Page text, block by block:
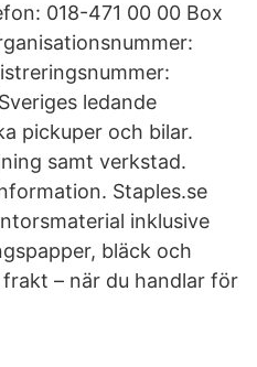
018-471 00 00 Box
ledande
pickuper och bilar.
samt verkstad.
Staples.se
inklusive
bläck och
– när du handlar för